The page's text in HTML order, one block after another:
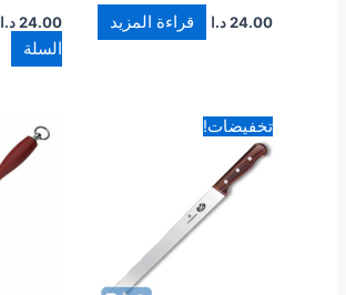
24.00 د.ا قراءة المزيد 24.00د.ا
السلة
تخفيضات!السعر
الأصلي